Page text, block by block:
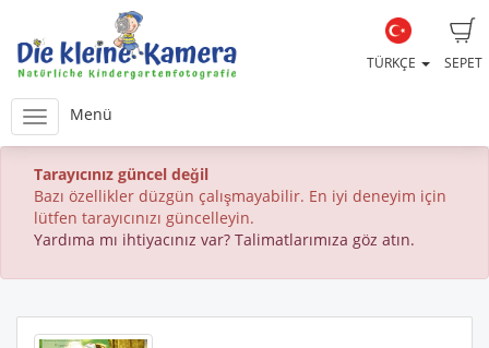
SEPET
TÜRKÇE
Menü
Tarayıcınız güncel değil
Bazı özellikler düzgün çalışmayabilir. En iyi deneyim için
lütfen tarayıcınızı güncelleyin.
Yardıma mı ihtiyacınız var? Talimatlarımıza göz atın.